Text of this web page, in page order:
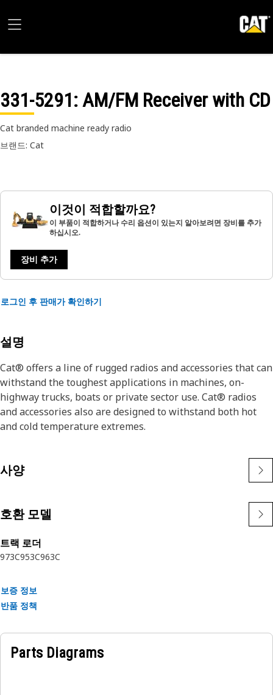
331-5291: AM/FM Receiver with CD
Cat branded machine ready radio
브랜드: Cat
이것이 적합할까요?
이 부품이 적합하거나 수리 옵션이 있는지 알아보려면 장비를 추가
하십시오.
장비 추가
로그인 후 판매가 확인하기
설명
Cat® offers a line of rugged radios and accessories that can
withstand the toughest applications in machines, on-
highway trucks, boats or private sector use. Cat® radios
and accessories also are designed to withstand both hot
and cold temperature extremes.
사양
호환 모델
트랙 로더
973C953C963C
보증 정보
반품 정책
Parts Diagrams